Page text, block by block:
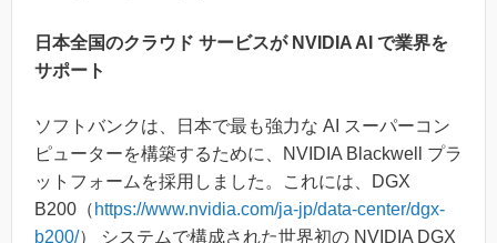
日本全国のクラウド サービスが NVIDIA AI で業界を
サポート
ソフトバンクは、日本で最も強力な AI スーパーコン
ピューターを構築するために、NVIDIA Blackwell プラ
ットフォームを採用しました。これには、DGX
B200（ https://www.nvidia.com/ja-jp/data-center/dgx-
b200/） システムで構成された世界初の NVIDIA DGX